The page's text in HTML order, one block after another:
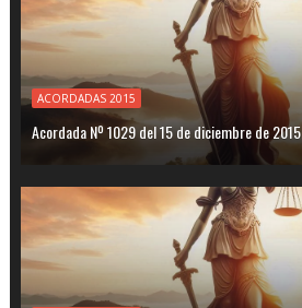
ACORDADAS 2015
Acordada Nº 1029 del 15 de diciembre de 2015.